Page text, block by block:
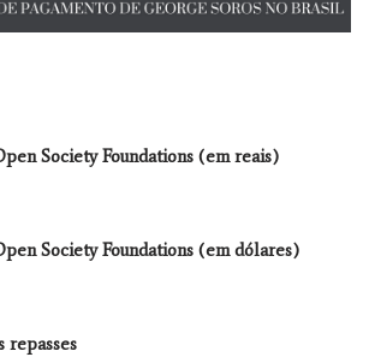
Society Foundations (em reais)
Society Foundations (em dólares)
repasses